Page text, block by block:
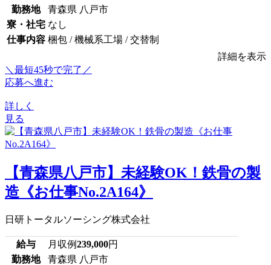
勤務地
青森県 八戸市
寮・社宅 なし
仕事内容 梱包 / 機械系工場 / 交替制
詳細を表示
＼最短45秒で完了／
応募へ進む
詳しく
見る
【青森県八戸市】未経験OK！鉄骨の製
造《お仕事No.2A164》
日研トータルソーシング株式会社
給与 月収例239,000円
勤務地
青森県 八戸市